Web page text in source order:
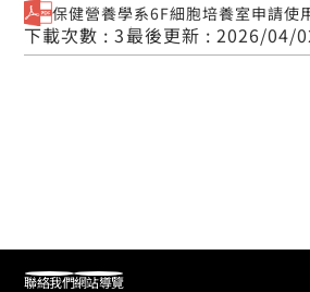
保健營養學系6F細胞培養室申請使
下載次數 : 3最後更新 : 2026/04/
聯絡我們網站導覽